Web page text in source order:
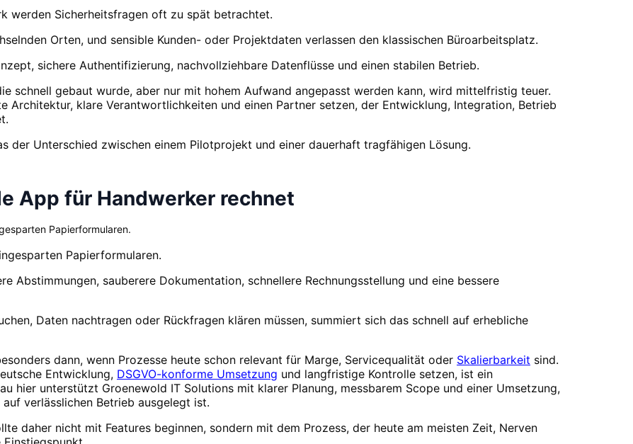
werden Sicherheitsfragen oft zu spät betrachtet.
Orten, und sensible Kunden- oder Projektdaten verlassen den klassischen Büroarbeitsplatz.
sichere Authentifizierung, nachvollziehbare Datenflüsse und einen stabilen Betrieb.
schnell gebaut wurde, aber nur mit hohem Aufwand angepasst werden kann, wird mittelfristig teuer.
Architektur, klare Verantwortlichkeiten und einen Partner setzen, der Entwicklung, Integration, Betrieb
der Unterschied zwischen einem Pilotprojekt und einer dauerhaft tragfähigen Lösung.
App für Handwerker rechnet
Papierformularen.
Papierformularen.
Abstimmungen, sauberere Dokumentation, schnellere Rechnungsstellung und eine bessere
Daten nachtragen oder Rückfragen klären müssen, summiert sich das schnell auf erhebliche
dann, wenn Prozesse heute schon relevant für Marge, Servicequalität oder Skalierbarkeit sind.
Entwicklung, DSGVO-konforme Umsetzung und langfristige Kontrolle setzen, ist ein
hier unterstützt Groenewold IT Solutions mit klarer Planung, messbarem Scope und einer Umsetzung,
verlässlichen Betrieb ausgelegt ist.
daher nicht mit Features beginnen, sondern mit dem Prozess, der heute am meisten Zeit, Nerven